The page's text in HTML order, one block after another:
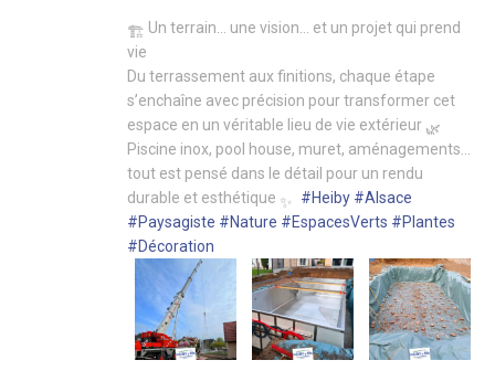
Un terrain… une vision… et un projet qui prend
vie
Du terrassement aux finitions, chaque étape
s’enchaîne avec précision pour transformer cet
espace en un véritable lieu de vie extérieur
Piscine inox, pool house, muret, aménagements…
tout est pensé dans le détail pour un rendu
durable et esthétique
#Heiby #Alsace
#Paysagiste #Nature #EspacesVerts #Plantes
#Décoration